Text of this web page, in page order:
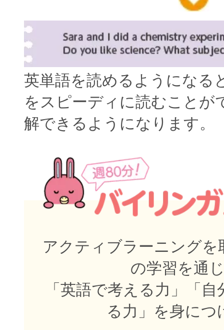
英単語を読めるようになる
をスピーディに読むことが
解できるようになります。
アクティブラーニングを
の学習を通
「英語で考える力」「
る力」を身につ